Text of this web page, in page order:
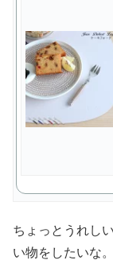
ちょっとうれし
い物をしたいな。